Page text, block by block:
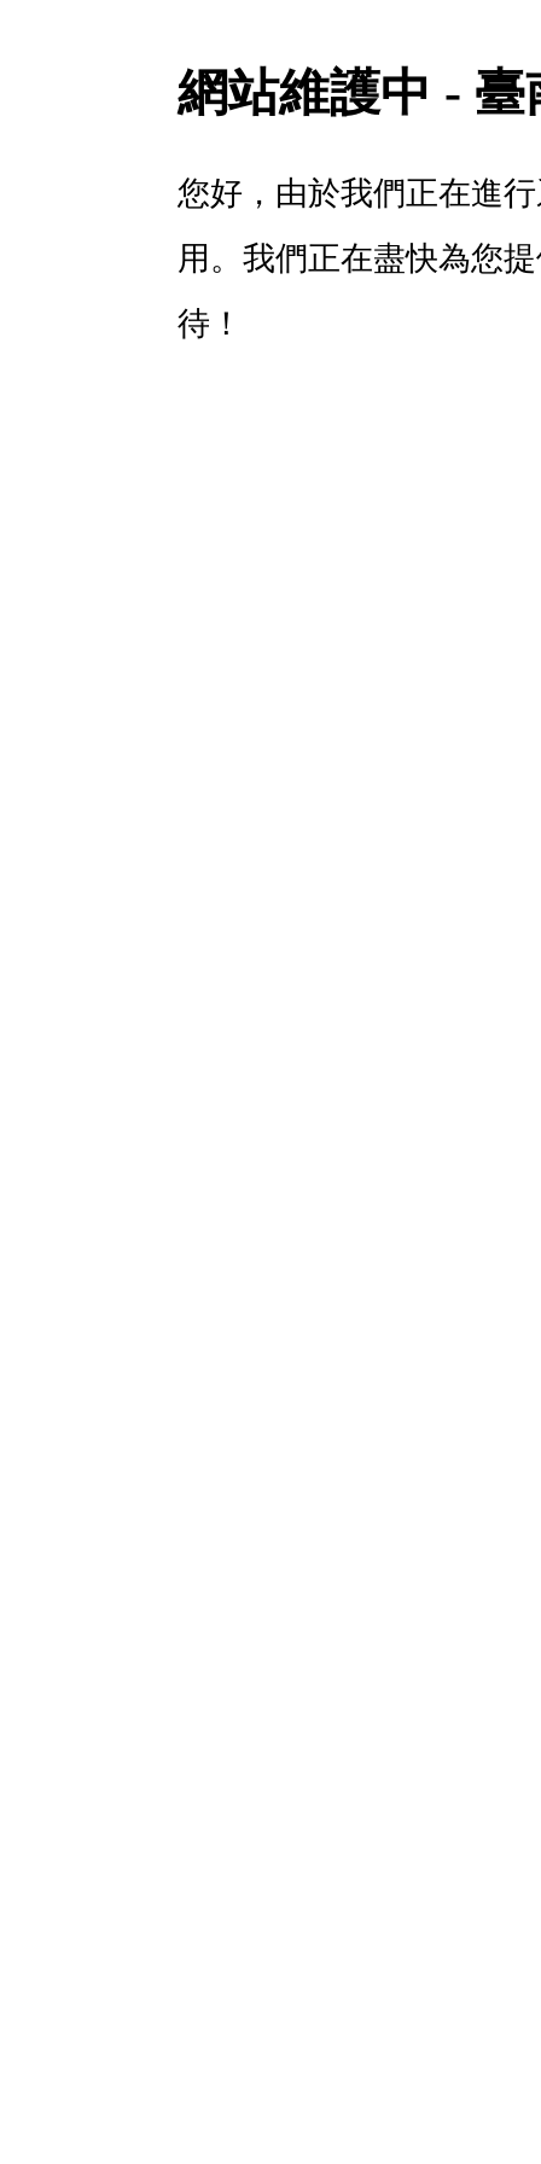
網站維護中 -
您好，由於我們正在進
用。我們正在盡快為您
待！